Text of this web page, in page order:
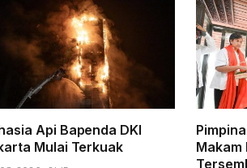
Api Bapenda DKI
Mulai Terkuak
Makam